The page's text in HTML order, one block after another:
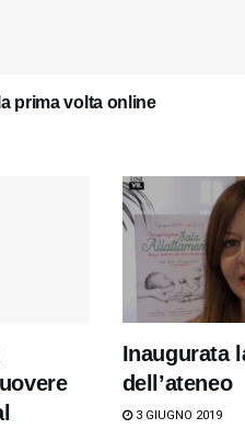
prima volta online
Inaugurata
dell’ateneo
3 GIUGNO 2019